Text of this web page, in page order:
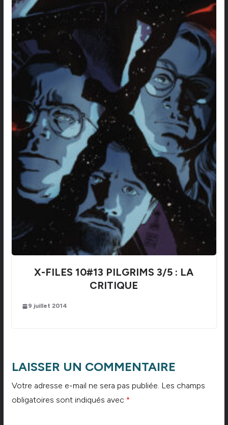
X-FILES 10#13 PILGRIMS 3/5 : LA
CRITIQUE
9 juillet 2014
LAISSER UN COMMENTAIRE
Votre adresse e-mail ne sera pas publiée. Les champs
obligatoires sont indiqués avec *